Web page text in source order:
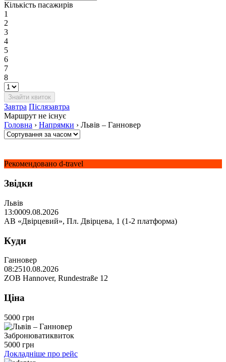
Кількість пасажирів
1
2
3
4
5
6
7
8
Завтра Післязавтра
Маршрут не існує
Головна › Напрямки › Львів – Ганновер
Рекомендовано d-travel
Звідки
Львів
13:0009.08.2026
АВ «Двірцевий», Пл. Двірцева, 1 (1-2 платформа)
Куди
Ганновер
08:2510.08.2026
ZOB Hannover, Rundestraße 12
Ціна
5000 грн
Забронюватиквиток
5000 грн
Докладніше про рейс